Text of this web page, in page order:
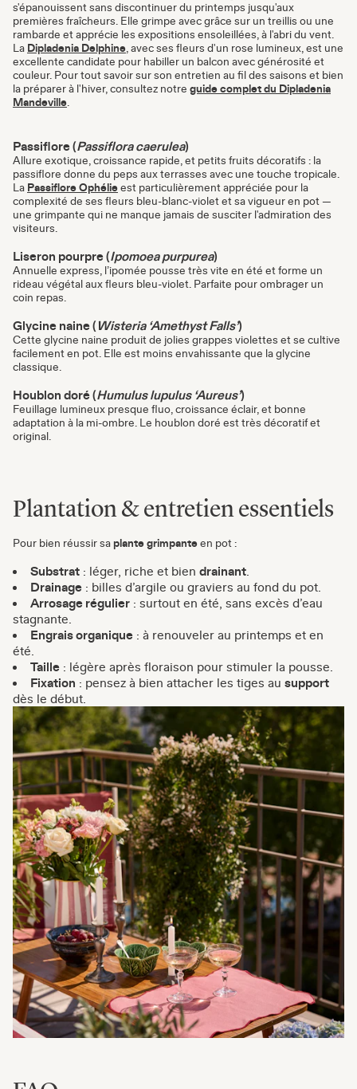
s'épanouissent sans discontinuer du printemps jusqu'aux
premières fraîcheurs. Elle grimpe avec grâce sur un treillis ou une
rambarde et apprécie les expositions ensoleillées, à l'abri du vent.
La Dipladenia Delphine , avec ses fleurs d'un rose lumineux, est une
excellente candidate pour habiller un balcon avec générosité et
couleur. Pour tout savoir sur son entretien au fil des saisons et bien
la préparer à l'hiver, consultez notre guide complet du Dipladenia
Mandeville
Passiflore (Passiflora caerulea)
Allure exotique, croissance rapide, et petits fruits décoratifs : la
passiflore donne du peps aux terrasses avec une touche tropicale.
La Passiflore Ophélie est particulièrement appréciée pour la
complexité de ses fleurs bleu-blanc-violet et sa vigueur en pot —
une grimpante qui ne manque jamais de susciter l'admiration des
visiteurs.
Liseron pourpre (Ipomoea purpurea)
Annuelle express, l’ipomée pousse très vite en été et forme un
rideau végétal aux fleurs bleu-violet. Parfaite pour ombrager un
coin repas.
Glycine naine (Wisteria ‘Amethyst Falls’)
Cette glycine naine produit de jolies grappes violettes et se cultive
facilement en pot. Elle est moins envahissante que la glycine
classique.
Houblon doré (Humulus lupulus ‘Aureus’)
Feuillage lumineux presque fluo, croissance éclair, et bonne
adaptation à la mi-ombre. Le houblon doré est très décoratif et
original.
Plantation & entretien essentiels
Pour bien réussir sa plante grimpante en pot :
Substrat : léger, riche et bien drainant
Drainage : billes d’argile ou graviers au fond du pot.
Arrosage régulier : surtout en été, sans excès d’eau
stagnante.
Engrais organique : à renouveler au printemps et en
été.
Taille : légère après floraison pour stimuler la pousse.
Fixation : pensez à bien attacher les tiges au support
dès le début.